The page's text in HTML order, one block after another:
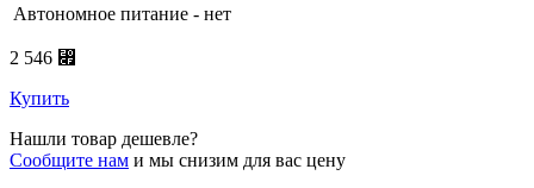
Автономное питание - нет
2 546 ⃏
Купить
Нашли товар дешевле?
Сообщите нам и мы снизим для вас цену